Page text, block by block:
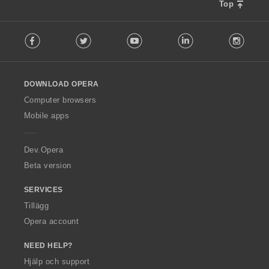
Top
o
w
O
p
a
Facebook Twitter Youtube LinkedIn
DOWNLOAD OPERA
Computer browsers
Mobile apps
Dev.Opera
Beta version
SERVICES
Tillägg
Opera account
NEED HELP?
Hjälp och support